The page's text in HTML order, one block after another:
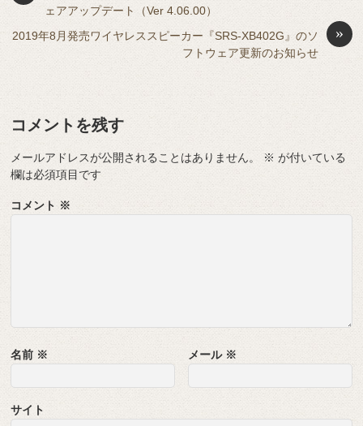
o
k
g
er
ェアアップデート（Ver 4.06.00）
»
2019年8月発売ワイヤレススピーカー『SRS-XB402G』のソ
フトウェア更新のお知らせ
コメントを残す
メールアドレスが公開されることはありません。 ※ が付いている
欄は必須項目です
コメント ※
名前 ※ メール ※
サイト